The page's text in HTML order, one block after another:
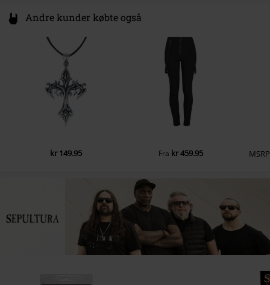
Andre kunder købte også
kr 149.95 Fra kr 459.95 MSRP